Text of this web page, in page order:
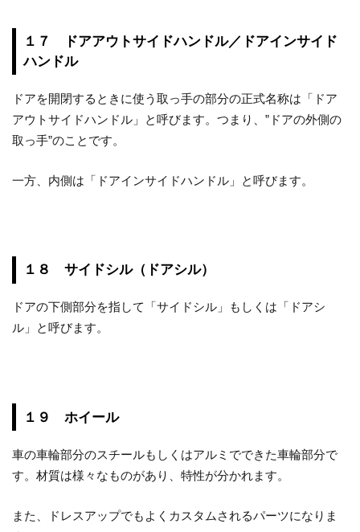
１７ ドアアウトサイドハンドル／ドアインサイド
ハンドル
ドアを開閉するときに使う取っ手の部分の正式名称は「ドア
アウトサイドハンドル」と呼びます。つまり、”ドアの外側の
取っ手”のことです。
一方、内側は「ドアインサイドハンドル」と呼びます。
１８ サイドシル（ドアシル）
ドアの下側部分を指して「サイドシル」もしくは「ドアシ
ル」と呼びます。
１９ ホイール
車の車輪部分のスチールもしくはアルミでできた車輪部分で
す。材質は様々なものがあり、特性が分かれます。
また、ドレスアップでもよくカスタムされるパーツになりま